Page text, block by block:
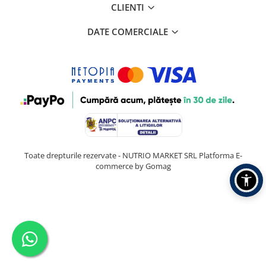
CLIENTI
DATE COMERCIALE
Toate drepturile rezervate - NUTRIO MARKET SRL Platforma E-
commerce by Gomag